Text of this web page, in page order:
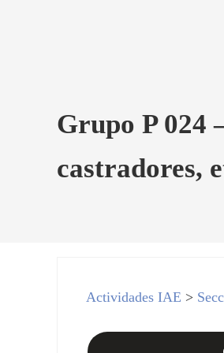
Grupo P 024
castradores,
Actividades IAE >